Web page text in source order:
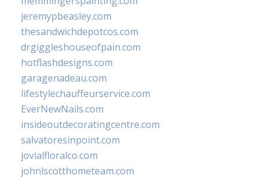
jeremypbeasley.com
thesandwichdepotcos.com
drgiggleshouseofpain.com
hotflashdesigns.com
garagenadeau.com
lifestylechauffeurservice.com
EverNewNails.com
insideoutdecoratingcentre.com
salvatoresinpoint.com
jovialfloralco.com
johnlscotthometeam.com